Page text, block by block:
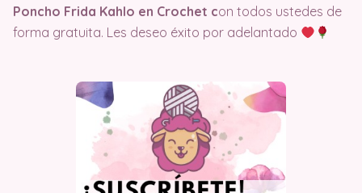
Poncho Frida Kahlo en Crochet con todos ustedes de
forma gratuita. Les deseo éxito por adelantado